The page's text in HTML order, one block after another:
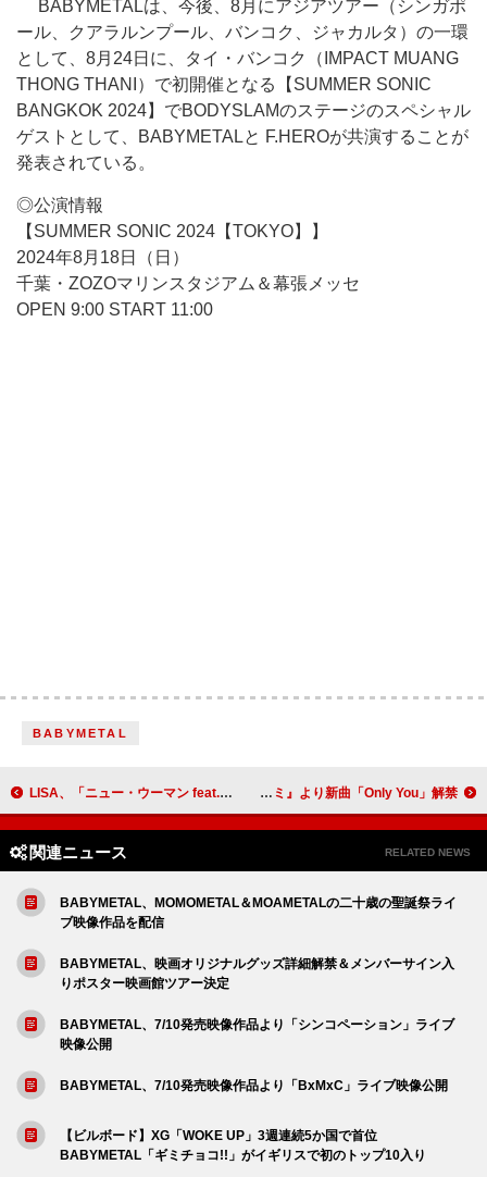
BABYMETALは、今後、8月にアジアツアー（シンガポ
ール、クアラルンプール、バンコク、ジャカルタ）の一環
として、8月24日に、タイ・バンコク（IMPACT MUANG
THONG THANI）で初開催となる【SUMMER SONIC
BANGKOK 2024】でBODYSLAMのステージのスペシャル
ゲストとして、BABYMETALと F.HEROが共演することが
発表されている。
◎公演情報
【SUMMER SONIC 2024【TOKYO】】
2024年8月18日（日）
千葉・ZOZOマリンスタジアム＆幕張メッセ
OPEN 9:00 START 11:00
BABYMETAL
LISA、「ニュー・ウーマン feat. ロザリア」“Y2K”にインスパイアされたMV公開 ジンジャー・ルート、9月発売ニューAL『シンバングミ』より新曲「Only You」解禁
関連ニュース RELATED NEWS
BABYMETAL、MOMOMETAL＆MOAMETALの二十歳の聖誕祭ライ
ブ映像作品を配信
BABYMETAL、映画オリジナルグッズ詳細解禁＆メンバーサイン入
りポスター映画館ツアー決定
BABYMETAL、7/10発売映像作品より「シンコペーション」ライブ
映像公開
BABYMETAL、7/10発売映像作品より「BxMxC」ライブ映像公開
【ビルボード】XG「WOKE UP」3週連続5か国で首位
BABYMETAL「ギミチョコ!!」がイギリスで初のトップ10入り